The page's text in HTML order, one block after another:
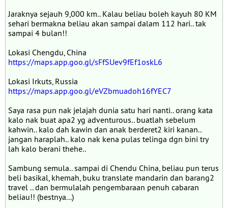
Jaraknya sejauh 9,000 km.. Kalau beliau boleh kayuh 80 KM
sehari bermakna beliau akan sampai dalam 112 hari.. tak
sampai 4 bulan!!
Lokasi Chengdu, China
https://maps.app.goo.gl/sFfSUev9fEf1oskL6
Lokasi Irkuts, Russia
https://maps.app.goo.gl/eVZbmuadoh16fYEC7
Saya rasa pun nak jelajah dunia satu hari nanti.. orang kata
kalo nak buat apa2 yg adventurous.. buatlah sebelum
kahwin.. kalo dah kawin dan anak berderet2 kiri kanan..
jangan haraplah.. kalo nak kena pulas telinga dgn bini try
lah kalo berani thehe..
Sambung semula.. sampai di Chendu China, beliau pun terus
beli basikal, khemah, buku translate mandarin dan barang2
travel .. dan bermulalah pengembaraan penuh cabaran
beliau!! (bestnya...)